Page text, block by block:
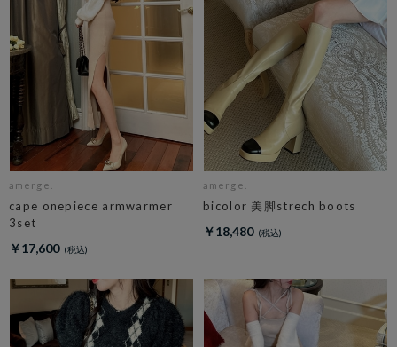
amerge.
cape onepiece armwarmer
3set
￥17,600
amerge.
bicolor 美脚strech boots
￥18,480